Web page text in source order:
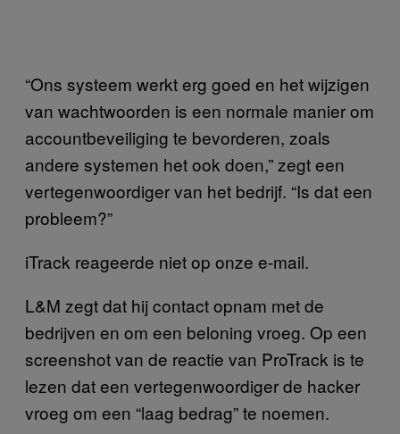
“Ons systeem werkt erg goed en het wijzigen
van wachtwoorden is een normale manier om
accountbeveiliging te bevorderen, zoals
andere systemen het ook doen,” zegt een
vertegenwoordiger van het bedrijf. “Is dat een
probleem?”
iTrack reageerde niet op onze e-mail.
L&M zegt dat hij contact opnam met de
bedrijven en om een beloning vroeg. Op een
screenshot van de reactie van ProTrack is te
lezen dat een vertegenwoordiger de hacker
vroeg om een “laag bedrag” te noemen.